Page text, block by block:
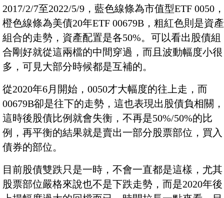
2017/2/7至2022/5/9，藍色線條為市值型ETF 0050，
橙色線條為美債20年ETF 00679B，粗紅色則是資產
組合的走勢，資產配置是各50%。可以看出股債組
合剛好就從這兩檔的中間穿過，而且波動幅度小很
多，可見大部分時候都是互補的。
從2020年6月開始，0050才大幅度的往上走，而
00679B卻是往下的走勢，這也表現出股債負相關，
這時後股債比例就會失衡，不再是50%/50%的比
例，再平衡的結果就是賣出一部分股票部位，買入
債券的部位。
目前股債雙跌只是一時，不會一直都是這樣，尤其
股票部位嚴格來說也不是下跌走勢，而是2020年後